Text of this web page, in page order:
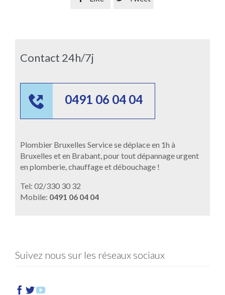
Contact 24h/7j
 0491 06 04 04
Plombier Bruxelles Service se déplace en 1h à
Bruxelles et en Brabant, pour tout dépannage urgent
en plomberie, chauffage et débouchage !
Tel: 02/330 30 32
Mobile: 0491 06 04 04
Suivez nous sur les réseaux sociaux
 